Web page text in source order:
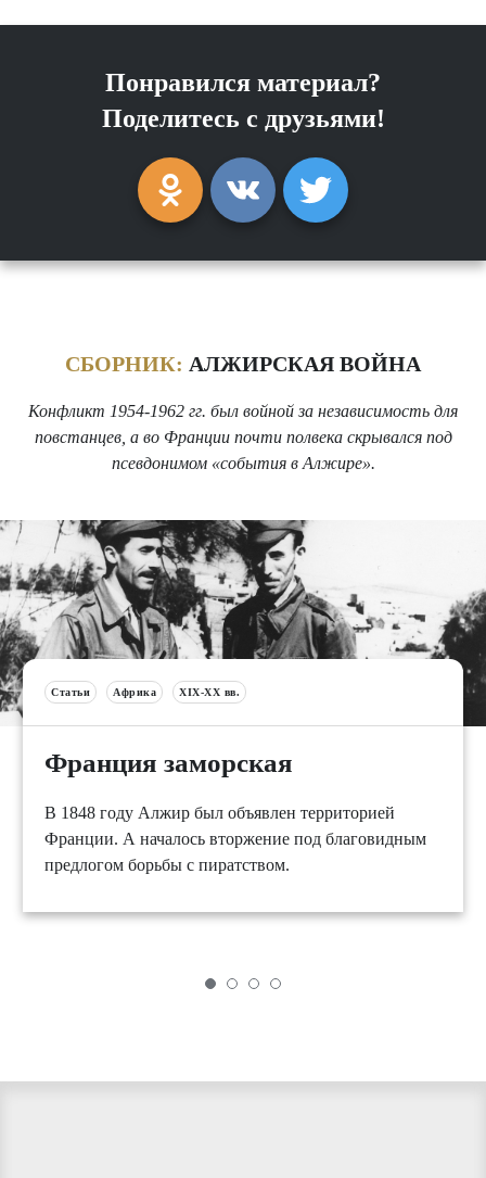
Понравился материал?
Поделитесь с друзьями!
СБОРНИК: АЛЖИРСКАЯ ВОЙНА
Конфликт 1954-1962 гг. был войной за независимость для
повстанцев, а во Франции почти полвека скрывался под
псевдонимом «события в Алжире».
Статьи Африка XIX-XX вв.
Франция заморская
В 1848 году Алжир был объявлен территорией
Франции. А началось вторжение под благовидным
предлогом борьбы с пиратством.